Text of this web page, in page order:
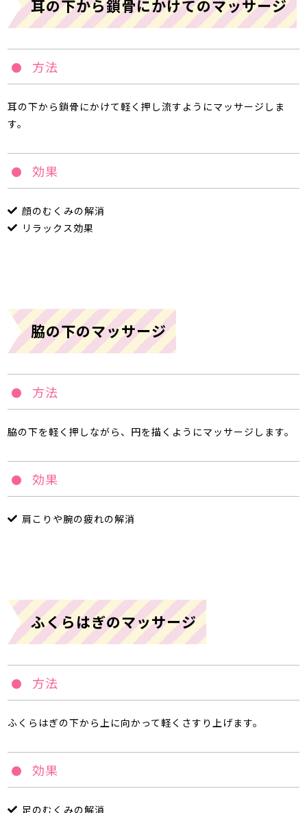
耳の下から鎖骨にかけてのマッサージ
方法
耳の下から鎖骨にかけて軽く押し流すようにマッサージしま
す。
効果
顔のむくみの解消
リラックス効果
脇の下のマッサージ
方法
脇の下を軽く押しながら、円を描くようにマッサージします。
効果
肩こりや腕の疲れの解消
ふくらはぎのマッサージ
方法
ふくらはぎの下から上に向かって軽くさすり上げます。
効果
足のむくみの解消